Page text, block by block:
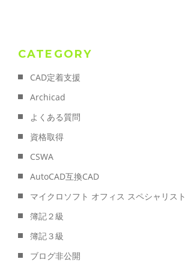
CATEGORY
CAD定着支援
Archicad
よくある質問
資格取得
CSWA
AutoCAD互換CAD
マイクロソフト オフィス スペシャリスト
簿記２級
簿記３級
ブログ非公開